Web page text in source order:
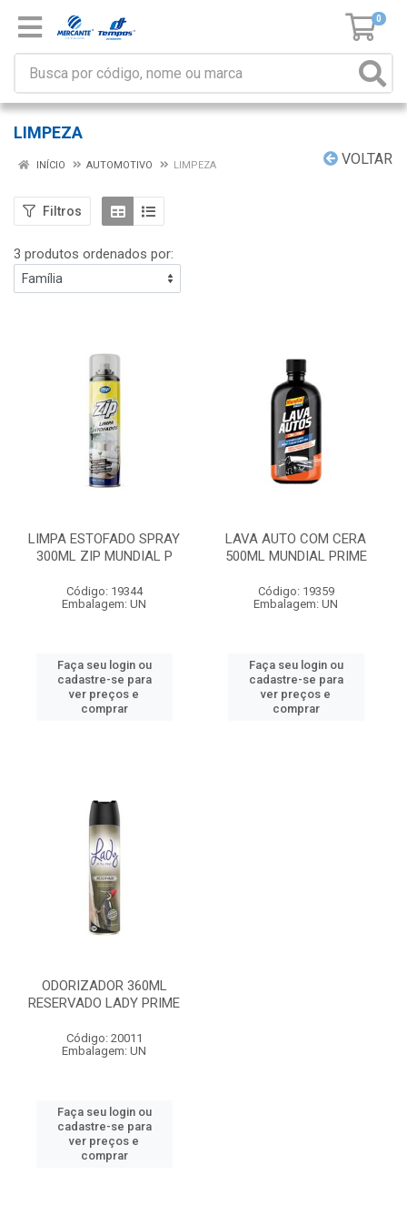
0
LIMPEZA
VOLTAR
INÍCIO AUTOMOTIVO LIMPEZA
Filtros
3 produtos ordenados por:
LIMPA ESTOFADO SPRAY
300ML ZIP MUNDIAL P
Código: 19344
Embalagem: UN
Faça seu login ou
cadastre-se para
ver preços e
comprar
LAVA AUTO COM CERA
500ML MUNDIAL PRIME
Código: 19359
Embalagem: UN
Faça seu login ou
cadastre-se para
ver preços e
comprar
ODORIZADOR 360ML
RESERVADO LADY PRIME
Código: 20011
Embalagem: UN
Faça seu login ou
cadastre-se para
ver preços e
comprar